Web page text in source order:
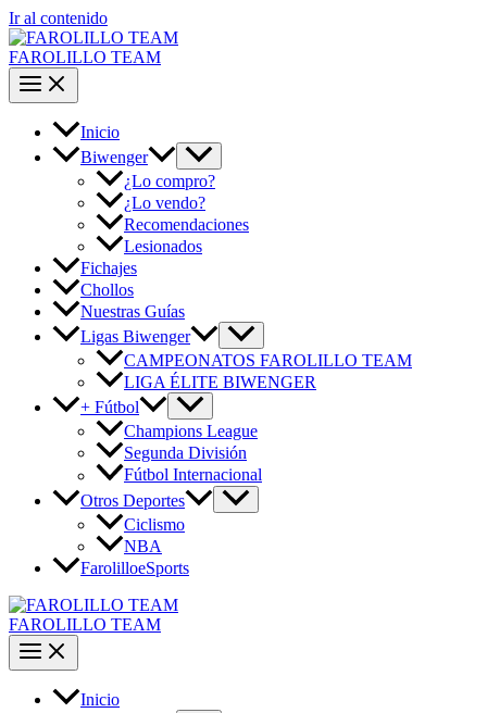
Ir al contenido
FAROLILLO TEAM
Inicio
Biwenger
¿Lo compro?
¿Lo vendo?
Recomendaciones
Lesionados
Fichajes
Chollos
Nuestras Guías
Ligas Biwenger
CAMPEONATOS FAROLILLO TEAM
LIGA ÉLITE BIWENGER
+ Fútbol
Champions League
Segunda División
Fútbol Internacional
Otros Deportes
Ciclismo
NBA
FarolilloeSports
FAROLILLO TEAM
Inicio